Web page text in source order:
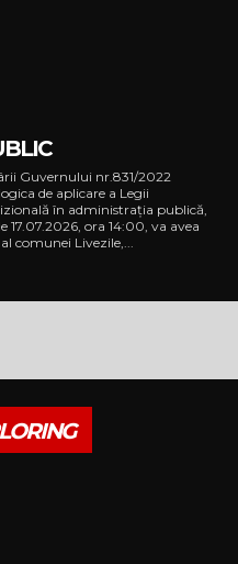
Guvernului nr.831/2022
de aplicare a Legii
în administrația publică,
ora 14:00, va avea
comunei Livezile,...